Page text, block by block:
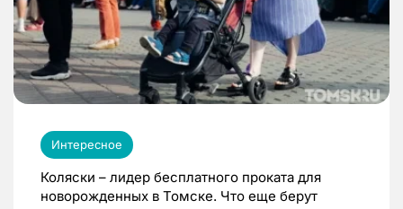
Интересное
Коляски – лидер бесплатного проката для
новорожденных в Томске. Что еще берут